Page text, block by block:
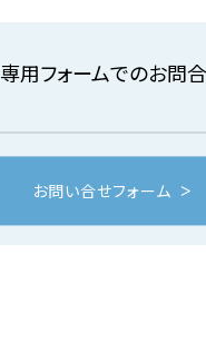
専用フォームでのお問
お問い合せフォーム